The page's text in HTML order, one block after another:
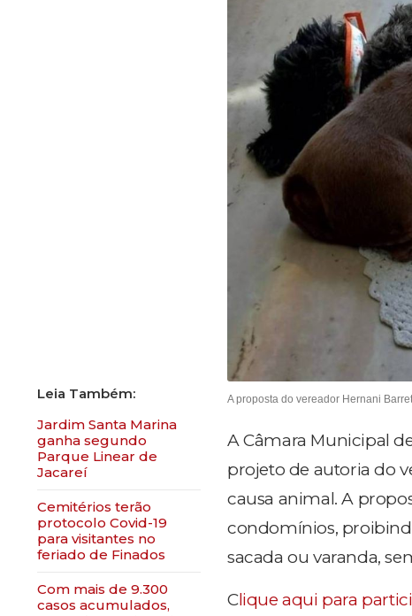
Jardim Santa Marina
ganha segundo
Parque Linear de
Jacareí
Cemitérios terão
protocolo Covid-19
para visitantes no
feriado de Finados
Com mais de 9.300
casos acumulados,
A proposta do vereador Hernani
A Câmara Municipal
projeto de autoria do
causa animal. A
condomínios,
sacada ou varanda,
Clique aqui para